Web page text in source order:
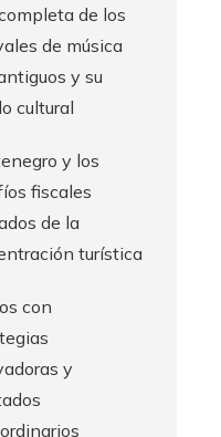
de los
de música
y su
cultural
y los
fiscales
de la
turística
con
y